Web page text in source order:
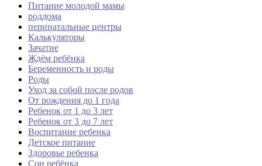
Питание молодой мамы
роддома
перинатальные центры
Калькуляторы
Зачатие
Ждём ребёнка
Беременность и роды
Роды
Уход за собой после родов
От рождения до 1 года
Ребенок от 1 до 3 лет
Ребенок от 3 до 7 лет
Воспитание ребенка
Детское питание
Здоровье ребенка
Сон ребёнка